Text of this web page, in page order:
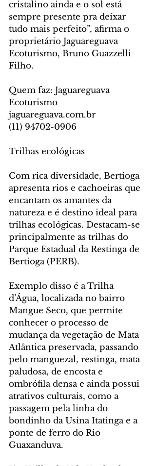
cristalino ainda e o sol está
sempre presente pra deixar
tudo mais perfeito”, afirma o
proprietário Jaguareguava
Ecoturismo, Bruno Guazzelli
Filho.
Quem faz: Jaguareguava
Ecoturismo
jaguareguava.com.br
(11) 94702-0906
Trilhas ecológicas
Com rica diversidade, Bertioga
apresenta rios e cachoeiras que
encantam os amantes da
natureza e é destino ideal para
trilhas ecológicas. Destacam-se
principalmente as trilhas do
Parque Estadual da Restinga de
Bertioga (PERB).
Exemplo disso é a Trilha
d’Água, localizada no bairro
Mangue Seco, que permite
conhecer o processo de
mudança da vegetação de Mata
Atlântica preservada, passando
pelo manguezal, restinga, mata
paludosa, de encosta e
ombrófila densa e ainda possui
atrativos culturais, como a
passagem pela linha do
bondinho da Usina Itatinga e a
ponte de ferro do Rio
Guaxanduva.